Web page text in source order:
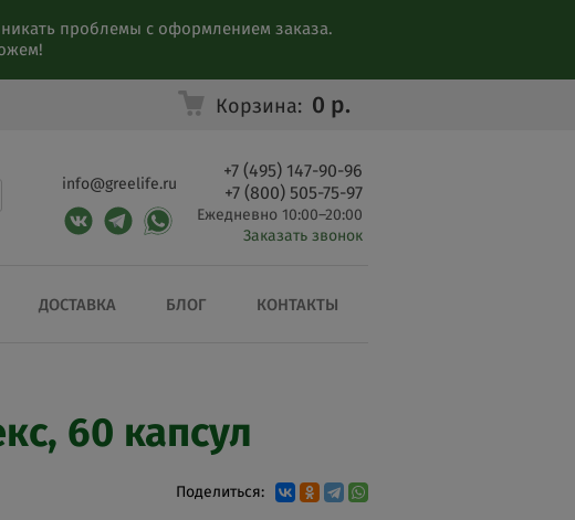
проблемы с оформлением заказа.
Корзина: 0 р.
info@greelife.ru
+7 (495) 147-90-96
+7 (800) 505-75-97
Ежедневно 10:00–20:00
Заказать звонок
ДОСТАВКА БЛОГ КОНТАКТЫ
60 капсул
Поделиться: